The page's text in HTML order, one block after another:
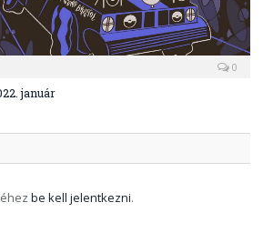
0
január
be kell jelentkezni.